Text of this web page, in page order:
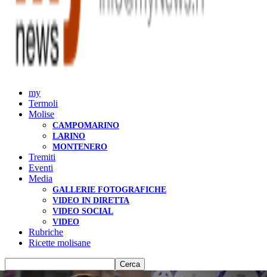
my
Termoli
Molise
CAMPOMARINO
LARINO
MONTENERO
Tremiti
Eventi
Media
GALLERIE FOTOGRAFICHE
VIDEO IN DIRETTA
VIDEO SOCIAL
VIDEO
Rubriche
Ricette molisane